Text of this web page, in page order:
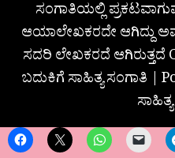
ಸಂಗಾತಿಯಲ್ಲಿ
ಆಯಾಲೇಖಕರದೇ ಆಗಿದ್ದು
ಸದರಿ ಲೇಖಕರದೆ ಆಗಿರುತ್ತದೆ
ಬದುಕಿಗೆ ಸಾಹಿತ್ಯ ಸಂಗಾತಿ |